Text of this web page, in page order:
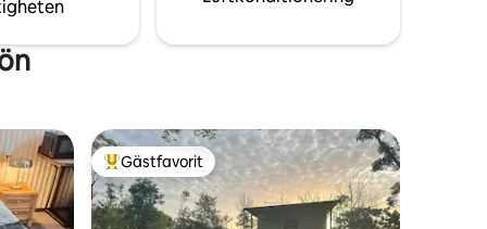
Populär gästfavorit
Gästfavorit